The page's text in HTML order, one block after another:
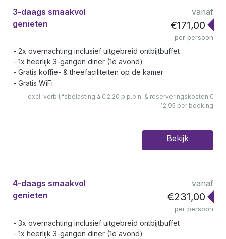
3-daags smaakvol
genieten
vanaf
€171,00
per persoon
2x overnachting inclusief uitgebreid ontbijtbuffet
1x heerlijk 3-gangen diner (1e avond)
Gratis koffie- & theefaciliteiten op de kamer
Gratis WiFi
excl. verblijfsbelasting à € 2,20 p.p.p.n. & reserveringskosten €
12,95 per boeking
Bekijk
4-daags smaakvol
genieten
vanaf
€231,00
per persoon
3x overnachting inclusief uitgebreid ontbijtbuffet
1x heerlijk 3-gangen diner (1e avond)